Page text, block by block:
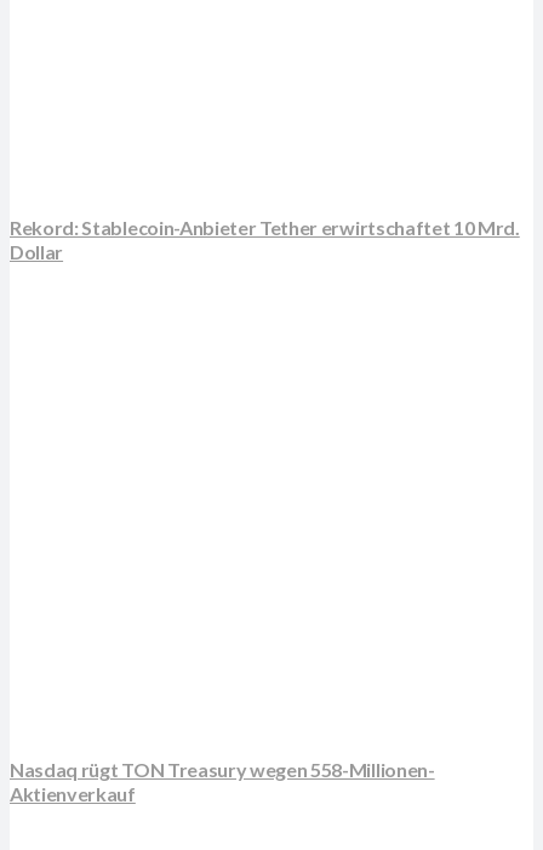
Rekord: Stablecoin-Anbieter Tether erwirtschaftet 10 Mrd.
Dollar
Nasdaq rügt TON Treasury wegen 558-Millionen-
Aktienverkauf